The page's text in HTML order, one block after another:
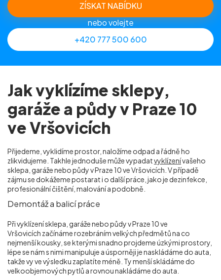
ZÍSKAT NABÍDKU
nebo volejte
+420 777 500 600
Jak vyklízíme sklepy,
garáže a půdy v Praze 10
ve Vršovicích
Přijedeme, vyklidíme prostor, naložíme odpad a řádně ho
zlikvidujeme. Takhle jednoduše může vypadatvyklízenívašeho
sklepa, garáže nebo půdy v Praze 10 ve Vršovicích . V případě
zájmu se dokážeme postarat i o další práce, jako je dezinfekce,
profesionální čištění, malování a podobně.
Demontáž a balicí práce
Při vyklízení sklepa, garáže nebo půdy v Praze 10 ve
Vršovicích začínáme rozebráním velkých předmětů na co
nejmenší kousky, se kterými snadno projdeme úzkými prostory,
lépe se nám s nimi manipuluje a úsporněji je naskládáme do auta,
takže vy ve výsledku zaplatíte méně. Ty menší skládáme do
velkoobjemových pytlů a rovnou nakládáme do auta.